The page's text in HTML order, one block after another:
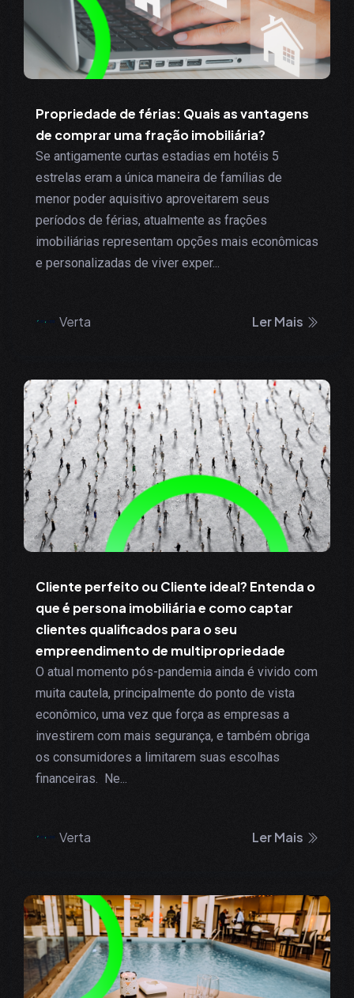
Propriedade de férias: Quais as vantagens
de comprar uma fração imobiliária?
Se antigamente curtas estadias em hotéis 5
estrelas eram a única maneira de famílias de
menor poder aquisitivo aproveitarem seus
períodos de férias, atualmente as frações
imobiliárias representam opções mais econômicas
e personalizadas de viver exper...
Verta Ler Mais
Cliente perfeito ou Cliente ideal? Entenda o
que é persona imobiliária e como captar
clientes qualificados para o seu
empreendimento de multipropriedade
O atual momento pós-pandemia ainda é vivido com
muita cautela, principalmente do ponto de vista
econômico, uma vez que força as empresas a
investirem com mais segurança, e também obriga
os consumidores a limitarem suas escolhas
financeiras. Ne...
Verta Ler Mais